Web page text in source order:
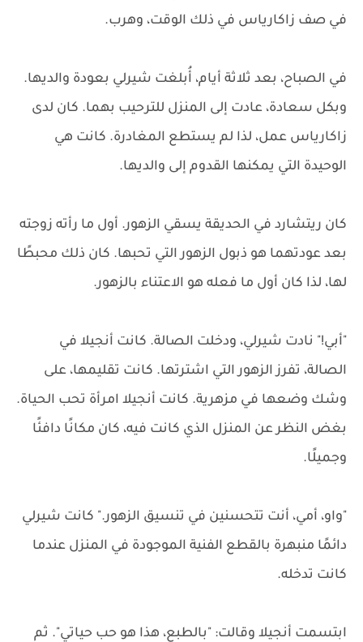
في صف زاكارياس في ذلك الوقت، وهرب.
في الصباح، بعد ثلاثة أيام، أُبلغت شيرلي بعودة والديها.
وبكل سعادة، عادت إلى المنزل للترحيب بهما. كان لدى
زاكارياس عمل، لذا لم يستطع المغادرة. كانت هي
الوحيدة التي يمكنها القدوم إلى والديها.
كان ريتشارد في الحديقة يسقي الزهور. أول ما رأته زوجته
بعد عودتهما هو ذبول الزهور التي تحبها. كان ذلك محبطًا
لها، لذا كان أول ما فعله هو الاعتناء بالزهور.
"أبي!" نادت شيرلي، ودخلت الصالة. كانت أنجيلا في
الصالة، تفرز الزهور التي اشترتها. كانت تقليمها، على
وشك وضعها في مزهرية. كانت أنجيلا امرأة تحب الحياة.
بغض النظر عن المنزل الذي كانت فيه، كان مكانًا دافئًا
وجميلًا.
"واو، أمي، أنت تتحسنين في تنسيق الزهور." كانت شيرلي
دائمًا منبهرة بالقطع الفنية الموجودة في المنزل عندما
كانت تدخله.
ابتسمت أنجيلا وقالت: "بالطبع، هذا هو حب حياتي". ثم